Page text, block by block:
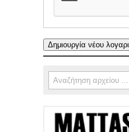
Φόρμα
Αναζήτηση